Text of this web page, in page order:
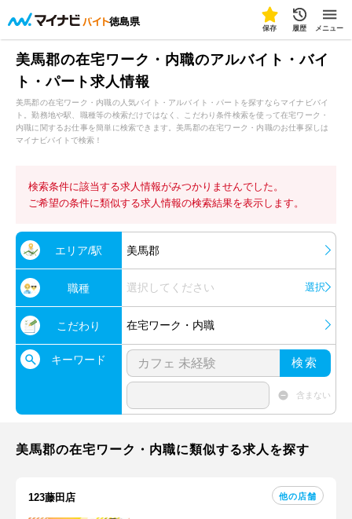
徳島県
保存 履歴 メニュー
美馬郡の在宅ワーク・内職のアルバイト・バイ
ト・パート求人情報
美馬郡の在宅ワーク・内職の人気バイト・アルバイト・パートを探すならマイナビバイ
ト。勤務地や駅、職種等の検索だけではなく、こだわり条件検索を使って在宅ワーク・
内職に関するお仕事を簡単に検索できます。美馬郡の在宅ワーク・内職のお仕事探しは
マイナビバイトで検索！
検索条件に該当する求人情報がみつかりませんでした。
ご希望の条件に類似する求人情報の検索結果を表示します。
エリア/駅 美馬郡
職種 選択してください 選択
こだわり 在宅ワーク・内職
キーワード 検索
含まない
美馬郡の在宅ワーク・内職に類似する求人を探す
123藤田店 他の店舗